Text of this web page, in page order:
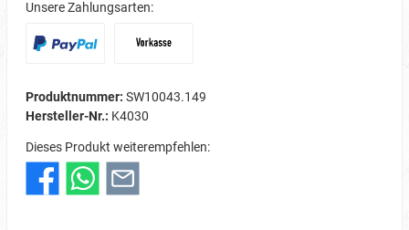
Unsere Zahlungsarten:
Produktnummer: SW10043.149
Hersteller-Nr.: K4030
Dieses Produkt weiterempfehlen: